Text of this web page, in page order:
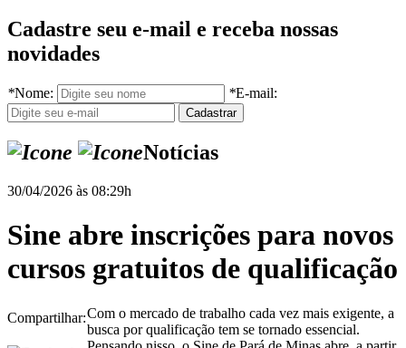
Cadastre seu e-mail e receba nossas
novidades
*Nome: *E-mail:
Notícias
30/04/2026 às 08:29h
Sine abre inscrições para novos
cursos gratuitos de qualificação
Compartilhar:Com o mercado de trabalho cada vez mais exigente, a
busca por qualificação tem se tornado essencial.